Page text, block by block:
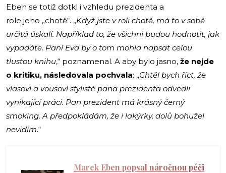
Eben se totiž dotkl i vzhledu prezidenta a
role jeho „chotě“. „Když jste v roli chotě, má to v sobě
určitá úskalí. Například to, že všichni budou hodnotit, jak
vypadáte. Paní Eva by o tom mohla napsat celou
tlustou knihu,“ poznamenal. A aby bylo jasno, že nejde
o kritiku, následovala pochvala: „Chtěl bych říct, že
vlasoví a vousoví stylisté pana prezidenta odvedli
vynikající práci. Pan prezident má krásný černý
smoking. A předpokládám, že i lakýrky, dolů bohužel
nevidím.“
Marek Eben popsal náročnou péči